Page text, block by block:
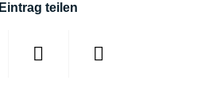
Eintrag teilen